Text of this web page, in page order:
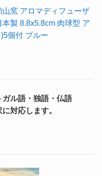
窯 アロマディフューザ
製 8.8x5.8cm 肉球型 ア
個付 ブルー
ル語・独語・仏語
対応します。